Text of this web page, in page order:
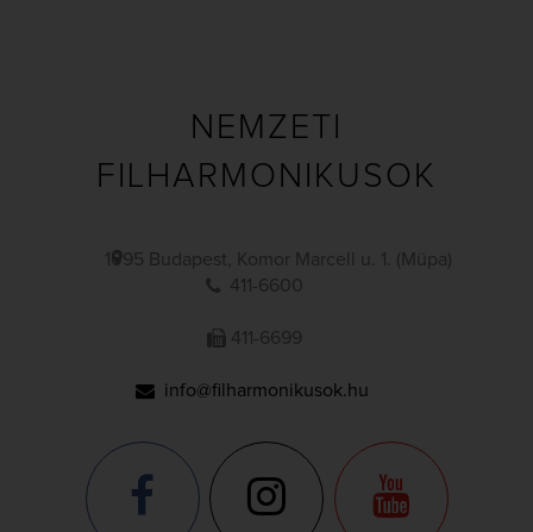
NEMZETI
FILHARMONIKUSOK
1095 Budapest, Komor Marcell u. 1. (Müpa)
411-6600
411-6699
info@filharmonikusok.hu